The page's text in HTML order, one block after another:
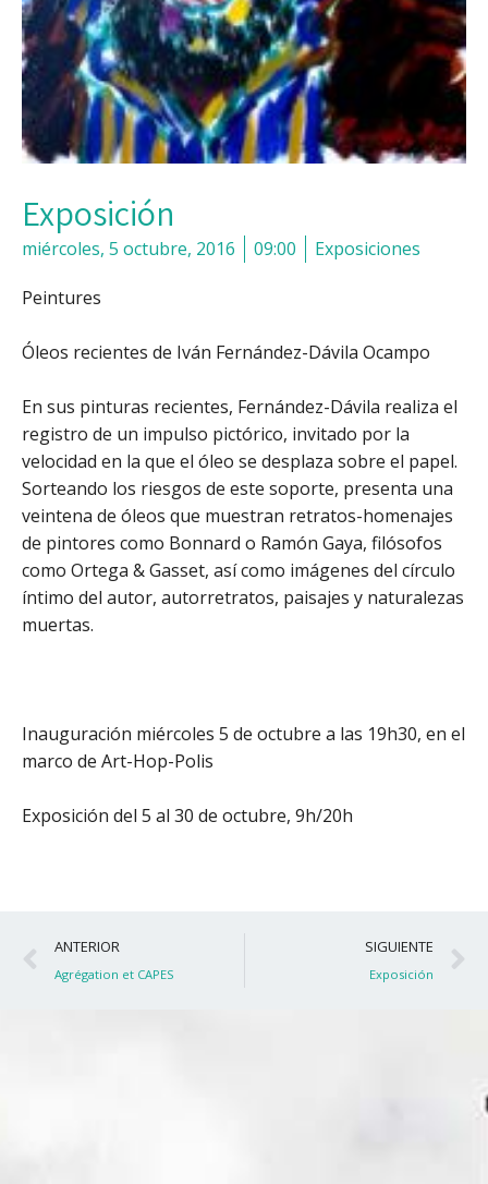
Exposición
miércoles, 5 octubre, 2016 09:00 Exposiciones
Peintures
Óleos recientes de Iván Fernández-Dávila Ocampo
En sus pinturas recientes, Fernández-Dávila realiza el
registro de un impulso pictórico, invitado por la
velocidad en la que el óleo se desplaza sobre el papel.
Sorteando los riesgos de este soporte, presenta una
veintena de óleos que muestran retratos-homenajes
de pintores como Bonnard o Ramón Gaya, filósofos
como Ortega & Gasset, así como imágenes del círculo
íntimo del autor, autorretratos, paisajes y naturalezas
muertas.
Inauguración miércoles 5 de octubre a las 19h30, en el
marco de Art-Hop-Polis
Exposición del 5 al 30 de octubre, 9h/20h
Ant
ANTERIOR
Agrégation et CAPES
SIGUIENTE
Exposición